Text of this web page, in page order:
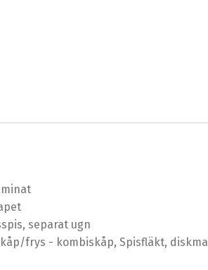
separat ugn
frys - kombiskåp, Spisfläkt,